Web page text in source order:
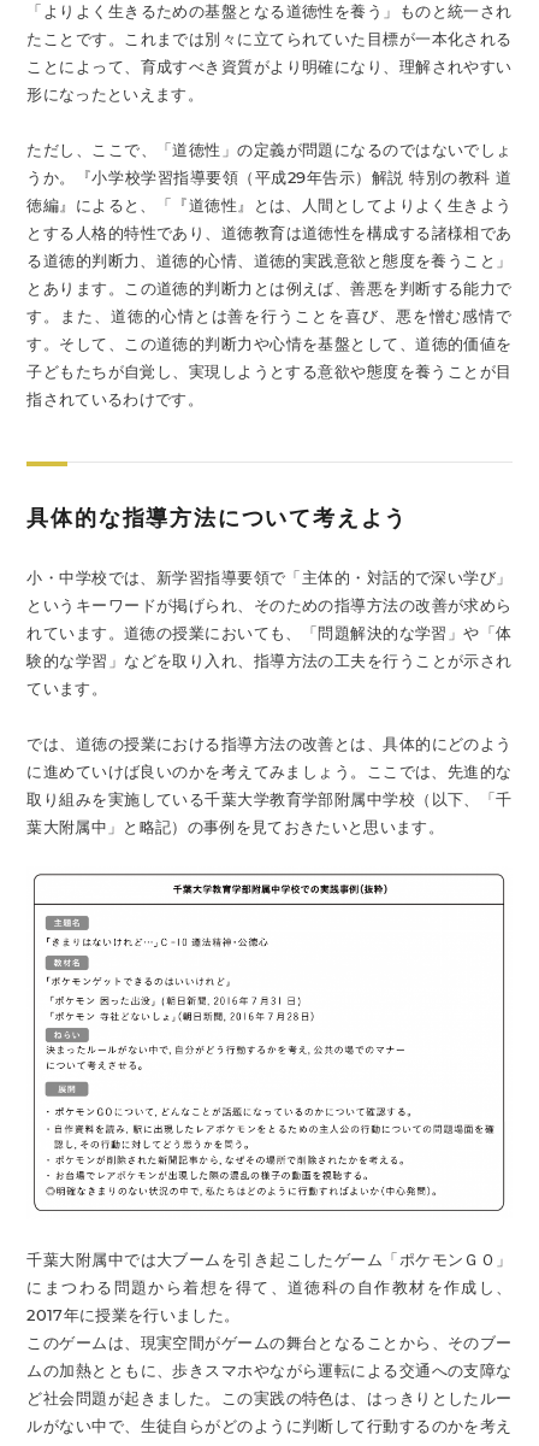
「よりよく生きるための基盤となる道徳性を養う」ものと統一され
たことです。これまでは別々に立てられていた目標が一本化される
ことによって、育成すべき資質がより明確になり、理解されやすい
形になったといえます。
ただし、ここで、「道徳性」の定義が問題になるのではないでしょ
うか。『小学校学習指導要領（平成29年告示）解説 特別の教科 道
徳編』によると、「『道徳性』とは、人間としてよりよく生きよう
とする人格的特性であり、道徳教育は道徳性を構成する諸様相であ
る道徳的判断力、道徳的心情、道徳的実践意欲と態度を養うこと」
とあります。この道徳的判断力とは例えば、善悪を判断する能力で
す。また、道徳的心情とは善を行うことを喜び、悪を憎む感情で
す。そして、この道徳的判断力や心情を基盤として、道徳的価値を
子どもたちが自覚し、実現しようとする意欲や態度を養うことが目
指されているわけです。
具体的な指導方法について考えよう
小・中学校では、新学習指導要領で「主体的・対話的で深い学び」
というキーワードが掲げられ、そのための指導方法の改善が求めら
れています。道徳の授業においても、「問題解決的な学習」や「体
験的な学習」などを取り入れ、指導方法の工夫を行うことが示され
ています。
では、道徳の授業における指導方法の改善とは、具体的にどのよう
に進めていけば良いのかを考えてみましょう。ここでは、先進的な
取り組みを実施している千葉大学教育学部附属中学校（以下、「千
葉大附属中」と略記）の事例を見ておきたいと思います。
千葉大附属中では大ブームを引き起こしたゲーム「ポケモンＧＯ」
にまつわる問題から着想を得て、道徳科の自作教材を作成し、
2017年に授業を行いました。
このゲームは、現実空間がゲームの舞台となることから、そのブー
ムの加熱とともに、歩きスマホやながら運転による交通への支障な
ど社会問題が起きました。この実践の特色は、はっきりとしたルー
ルがない中で、生徒自らがどのように判断して行動するのかを考え